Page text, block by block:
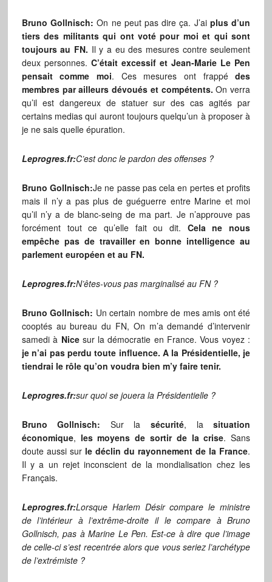
Bruno Gollnisch:On ne peut pas dire ça. J’ai plus d’un
tiers des militants qui ont voté pour moi et qui sont
toujours au FN. Il y a eu des mesures contre seulement
deux personnes. C’était excessif et Jean-Marie Le Pen
pensait comme moi. Ces mesures ont frappédes
membres par ailleurs dévoués et compétents. On verra
qu’il est dangereux de statuer sur des cas agités par
certains medias qui auront toujours quelqu’un à proposer à
je ne sais quelle épuration.
Leprogres.fr:C’est donc le pardon des offenses ?
Bruno Gollnisch:Je ne passe pas cela en pertes et profits
mais il n’y a pas plus de guéguerre entre Marine et moi
qu’il n’y a de blanc-seing de ma part. Je n’approuve pas
forcément tout ce qu’elle fait ou dit. Cela ne nous
empêche pas de travailler en bonne intelligence au
parlement européen et au FN.
Leprogres.fr:N’êtes-vous pas marginalisé au FN ?
Bruno Gollnisch: Un certain nombre de mes amis ont été
cooptés au bureau du FN, On m’a demandé d’intervenir
samedi à Nicesur la démocratie en France. Vous voyez :
je n’ai pas perdu toute influence. A la Présidentielle, je
tiendrai le rôle qu’on voudra bien m’y faire tenir.
Leprogres.fr:sur quoi se jouera la Présidentielle ?
Bruno Gollnisch: Sur la sécurité, lasituation
économique, les moyens de sortir de la crise. Sans
doute aussi sur le déclin du rayonnement de la France.
Il y a un rejet inconscient de la mondialisation chez les
Français.
Leprogres.fr:Lorsque Harlem Désir compare le ministre
de l’intérieur à l’extrême-droite il le compare à Bruno
Gollnisch, pas à Marine Le Pen. Est-ce à dire que l’image
de celle-ci s’est recentrée alors que vous seriez l’archétype
de l’extrémiste ?